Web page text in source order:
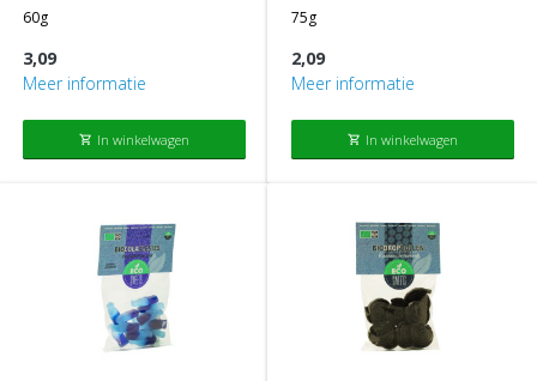
60g
3,09
Meer informatie
shopping_cart In winkelwagen
75g
2,09
Meer informatie
shopping_cart In winkelwagen